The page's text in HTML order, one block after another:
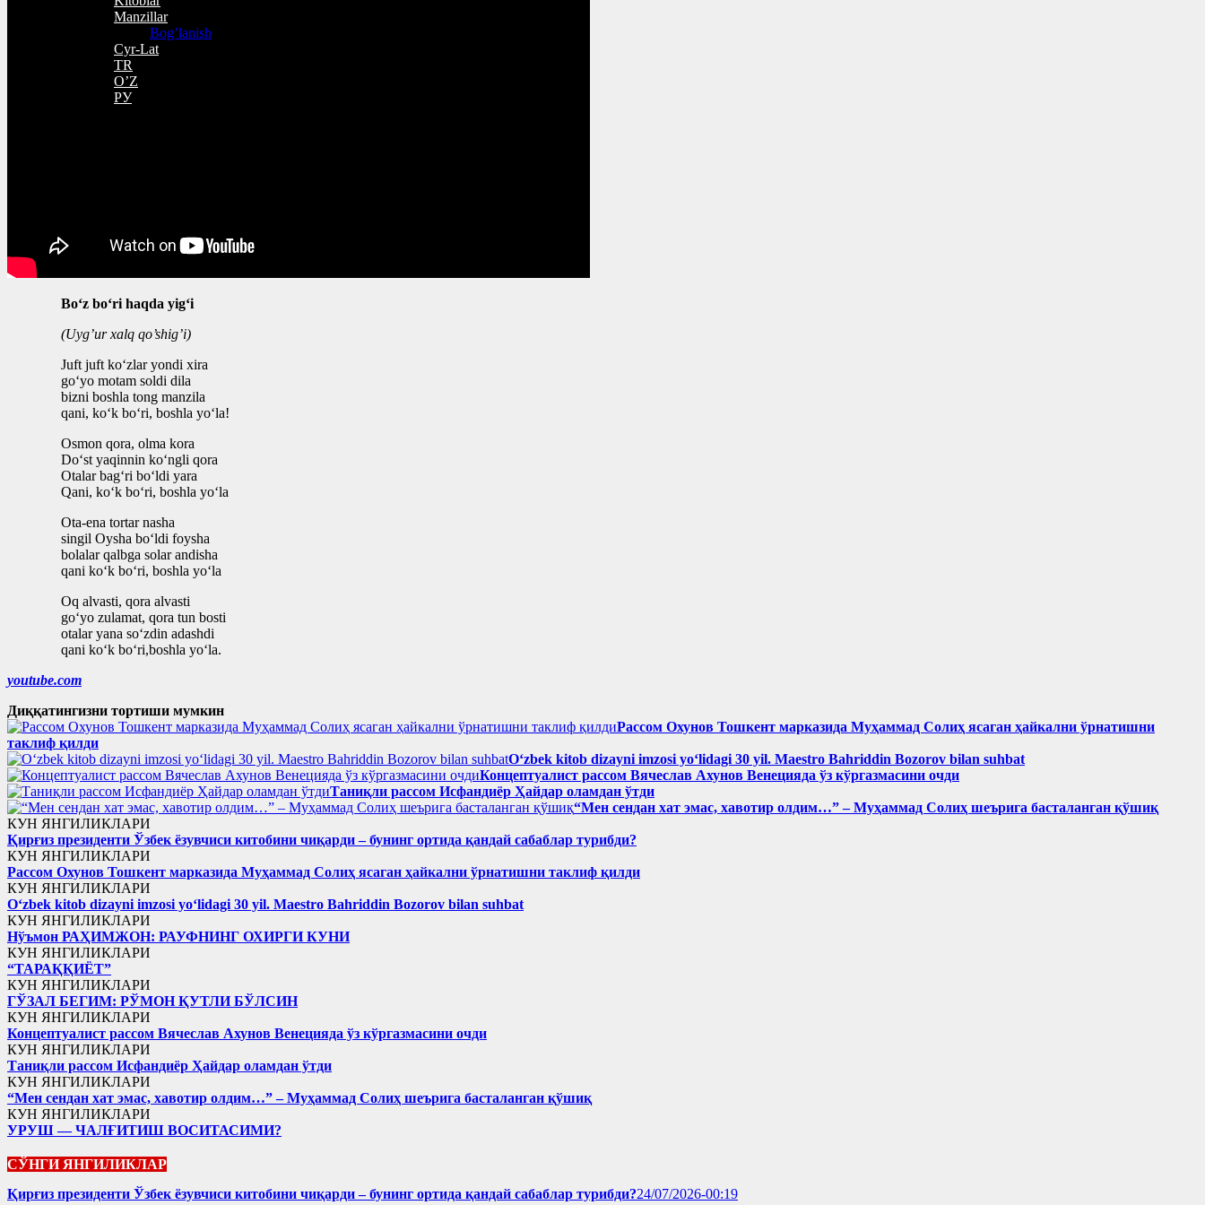
Manzillar
Bog’lanish
Cyr-Lat
TR
O’Z
РУ
Bo‘z bo‘ri haqda yig‘i
(Uyg’ur xalq qo’shig’i)
Juft juft ko‘zlar yondi xira
go‘yo motam soldi dila
bizni boshla tong manzila
qani, ko‘k bo‘ri, boshla yo‘la!
Osmon qora, olma kora
Do‘st yaqinnin ko‘ngli qora
Otalar bag‘ri bo‘ldi yara
Qani, ko‘k bo‘ri, boshla yo‘la
Ota-ena tortar nasha
singil Oysha bo‘ldi foysha
bolalar qalbga solar andisha
qani ko‘k bo‘ri, boshla yo‘la
Oq alvasti, qora alvasti
go‘yo zulamat, qora tun bosti
otalar yana so‘zdin adashdi
qani ko‘k bo‘ri,boshla yo‘la.
youtube.com
Диққатингизни тортиши мумкин
Рассом Охунов Тошкент марказида Муҳаммад Солиҳ яcаган ҳайкални ўрнатишни
таклиф қилди
Oʻzbek kitob dizayni imzosi yoʻlidagi 30 yil. Maestro Bahriddin Bozorov bilan suhbat
Концептуалист рассом Вячеслав Ахунов Венецияда ўз кўргазмасини очди
Таниқли рассом Исфандиёр Ҳайдар оламдан ўтди
“Мен сендан хат эмас, хавотир олдим…” – Муҳаммад Солиҳ шеърига басталанган қўшиқ
КУН ЯНГИЛИКЛАРИ
Қирғиз президенти Ўзбек ёзувчиси китобини чиқарди – бунинг ортида қандай сабаблар турибди?
КУН ЯНГИЛИКЛАРИ
Рассом Охунов Тошкент марказида Муҳаммад Солиҳ яcаган ҳайкални ўрнатишни таклиф қилди
КУН ЯНГИЛИКЛАРИ
Oʻzbek kitob dizayni imzosi yoʻlidagi 30 yil. Maestro Bahriddin Bozorov bilan suhbat
КУН ЯНГИЛИКЛАРИ
Нўъмон РАҲИМЖОН: РАУФНИНГ ОХИРГИ КУНИ
КУН ЯНГИЛИКЛАРИ
“ТАРАҚҚИЁТ”
КУН ЯНГИЛИКЛАРИ
ГЎЗАЛ БЕГИМ: РЎМОН ҚУТЛИ БЎЛСИН
КУН ЯНГИЛИКЛАРИ
Концептуалист рассом Вячеслав Ахунов Венецияда ўз кўргазмасини очди
КУН ЯНГИЛИКЛАРИ
Таниқли рассом Исфандиёр Ҳайдар оламдан ўтди
КУН ЯНГИЛИКЛАРИ
“Мен сендан хат эмас, хавотир олдим…” – Муҳаммад Солиҳ шеърига басталанган қўшиқ
КУН ЯНГИЛИКЛАРИ
УРУШ — ЧАЛҒИТИШ ВОСИТАСИМИ?
СЎНГИ ЯНГИЛИКЛАР
Қирғиз президенти Ўзбек ёзувчиси китобини чиқарди – бунинг ортида қандай сабаблар турибди?24/07/2026-00:19